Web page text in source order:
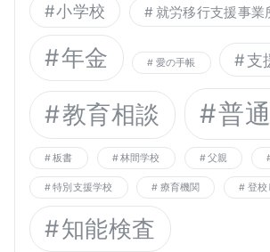
小学校 就労移行支援事業
年金 愛の手帳 支
教育相談 普
板書 林間学校 父親
特別支援学校 療育機関 登校
知能検査